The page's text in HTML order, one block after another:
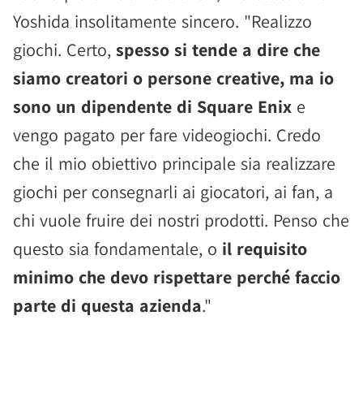
Yoshida insolitamente sincero. "Realizzo
giochi. Certo, spesso si tende a dire che
siamo creatori o persone creative, ma io
sono un dipendente di Square Enix e
vengo pagato per fare videogiochi. Credo
che il mio obiettivo principale sia realizzare
giochi per consegnarli ai giocatori, ai fan, a
chi vuole fruire dei nostri prodotti. Penso che
questo sia fondamentale, o il requisito
minimo che devo rispettare perché faccio
parte di questa azienda."